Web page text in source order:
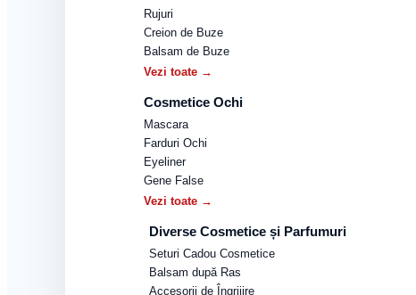
Rujuri
Creion de Buze
Balsam de Buze
Vezi toate →
Cosmetice Ochi
Mascara
Farduri Ochi
Eyeliner
Gene False
Vezi toate →
Diverse Cosmetice și Parfumuri
Seturi Cadou Cosmetice
Balsam după Ras
Accesorii de Îngrijire